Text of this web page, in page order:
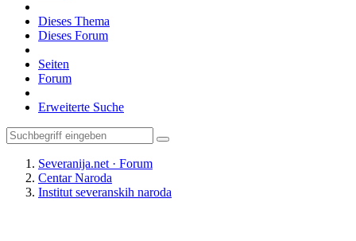
Dieses Thema
Dieses Forum
Seiten
Forum
Erweiterte Suche
Severanija.net · Forum
Centar Naroda
Institut severanskih naroda